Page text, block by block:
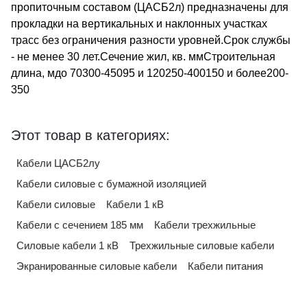
пропиточным составом (ЦАСБ2л) предназначены для
прокладки на вертикальных и наклонных участках
трасс без ограничения разности уровней.Срок службы
- не менее 30 лет.Сечение жил, кв. ммСтроительная
длина, мдо 70300-45095 и 120250-400150 и более200-
350
Этот товар в категориях:
Кабели ЦАСБ2лу
Кабели силовые с бумажной изоляцией
Кабели силовые
Кабели 1 кВ
Кабели с сечением 185 мм
Кабели трехжильные
Силовые кабели 1 кВ
Трехжильные силовые кабели
Экранированные силовые кабели
Кабели питания